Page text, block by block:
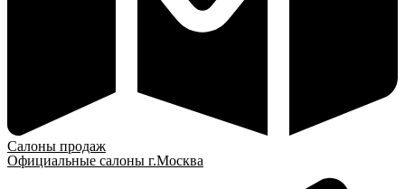
Салоны продаж
Официальные салоны г.Москва